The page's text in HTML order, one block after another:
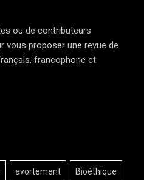
ou de contributeurs
vous proposer une revue de
francophone et
avortement Bioéthique